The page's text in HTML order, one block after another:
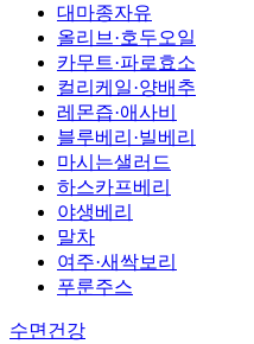
대마종자유
올리브·호두오일
카무트·파로효소
컬리케일·양배추
레몬즙·애사비
블루베리·빌베리
마시는샐러드
하스카프베리
야생베리
말차
여주·새싹보리
푸룬주스
수면건강